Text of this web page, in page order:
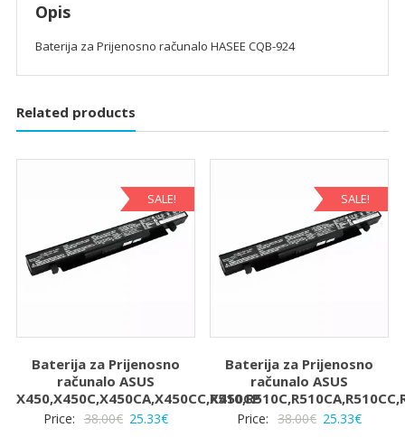
Opis
Baterija za Prijenosno računalo HASEE CQB-924
Related products
SALE!
Baterija za Prijenosno
računalo ASUS
X450,X450C,X450CA,X450CC,X450CP
Price: 38.00€ Izvorna
25.33€Trenutna
SALE!
Baterija za Prijenosno
računalo ASUS
Price: 38.00€ Izvorna
25.33€